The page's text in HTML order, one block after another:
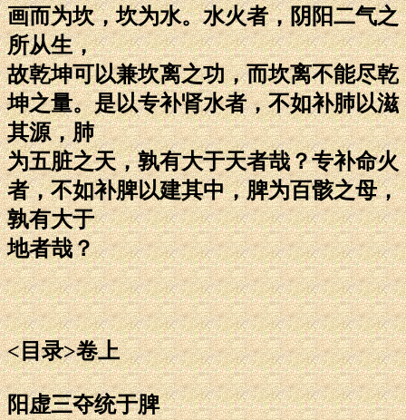
画而为坎，坎为水。水火者，阴阳二气之
所从生，
故乾坤可以兼坎离之功，而坎离不能尽乾
坤之量。是以专补肾水者，不如补肺以滋
其源，肺
为五脏之天，孰有大于天者哉？专补命火
者，不如补脾以建其中，脾为百骸之母，
孰有大于
地者哉？
<目录>卷上
阳虚三夺统于脾